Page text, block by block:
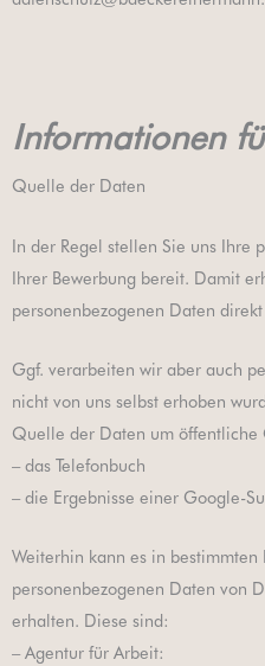
Informationen
Quelle der Daten
In der Regel stellen Sie uns Ihre
Ihrer Bewerbung bereit. Damit
personenbezogenen Daten
Ggf. verarbeiten wir aber auch
nicht von uns selbst erhoben
Quelle der Daten um
– das Telefonbuch
– die Ergebnisse einer Google-
Weiterhin kann es in bestimmten
personenbezogenen Daten von
erhalten. Diese sind:
– Agentur für Arbeit: